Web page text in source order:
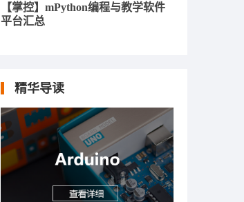
【掌控】mPython编程与教学软件
平台汇总
精华导读